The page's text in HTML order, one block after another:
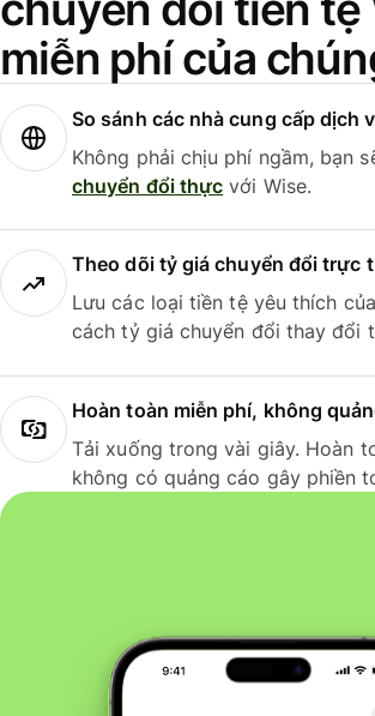
miễn phí của
So sánh các nhà cung cấp dịch
Không phải chịu phí ngầm, bạn
chuyển đổi thực với Wise.
Theo dõi tỷ giá chuyển đổi trực
Lưu các loại tiền tệ yêu thích
cách tỷ giá chuyển đổi thay đổi
Hoàn toàn miễn phí, không
Tải xuống trong vài giây. Hoàn
không có quảng cáo gây phiền